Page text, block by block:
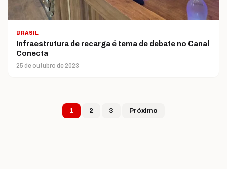
BRASIL
Infraestrutura de recarga é tema de debate no Canal
Conecta
25 de outubro de 2023
Paginação de
1 2 3 Próximo